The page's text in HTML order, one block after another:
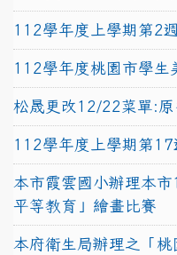
112學年度上學期第2
112學年度桃園市學生
松晟更改12/22菜單:原
112學年度上學期第
本市霞雲國小辦理本
平等教育」繪畫比賽
本府衛生局辦理之「